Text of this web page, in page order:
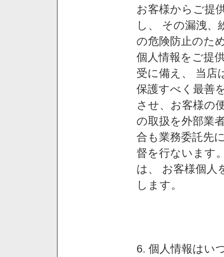
お客様からご提
し、 その漏洩、
の危険防止のた
個人情報をご提
受に備え、 当店
保護すべく最善
させ、お客様の
の取扱を外部業
合も業務委託先
督を行ないます
は、 お客様個人
します。
6. 個人情報はい